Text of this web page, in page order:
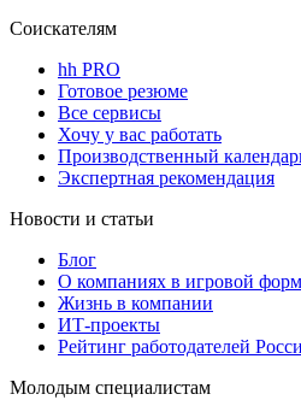
Соискателям
hh PRO
Готовое резюме
Все сервисы
Хочу у вас работать
Производственный
Экспертная рекомендация
Новости и статьи
Блог
О компаниях в игровой
Жизнь в компании
ИТ-проекты
Рейтинг работодателей
Молодым специалистам